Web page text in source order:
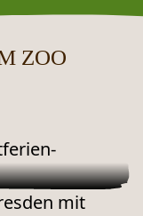
ZOO
mit